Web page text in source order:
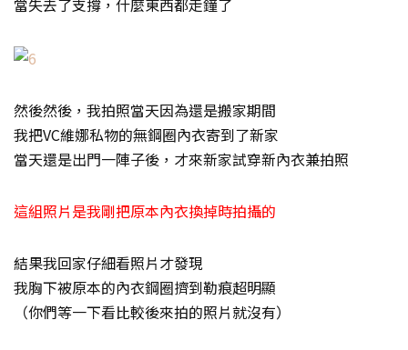
然後然後，我拍照當天因為還是搬家期間
我把VC維娜私物的無鋼圈內衣寄到了新家
當天還是出門一陣子後，才來新家試穿新內衣兼拍照
這組照片是我剛把原本內衣換掉時拍攝的
結果我回家仔細看照片才發現
我胸下被原本的內衣鋼圈擠到勒痕超明顯
（你們等一下看比較後來拍的照片就沒有）